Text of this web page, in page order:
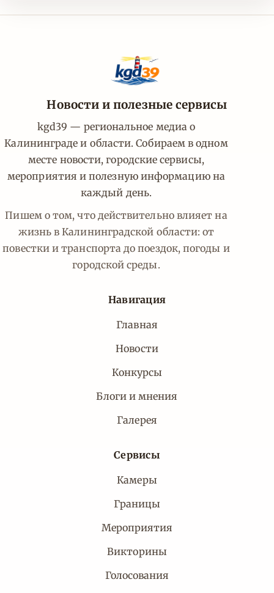
Новости и полезные сервисы
kgd39 — региональное медиа о
Калининграде и области. Собираем в одном
месте новости, городские сервисы,
мероприятия и полезную информацию на
каждый день.
Пишем о том, что действительно влияет на
жизнь в Калининградской области: от
повестки и транспорта до поездок, погоды и
городской среды.
Навигация
Главная
Новости
Конкурсы
Блоги и мнения
Галерея
Сервисы
Камеры
Границы
Мероприятия
Викторины
Голосования